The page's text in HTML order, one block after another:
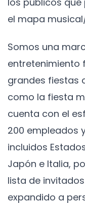
el mapa
Somos una
entretenimiento
grandes fiestas
como la fiesta
cuenta con el
200 empleados
incluidos
Japón e Italia,
lista de
expandido a